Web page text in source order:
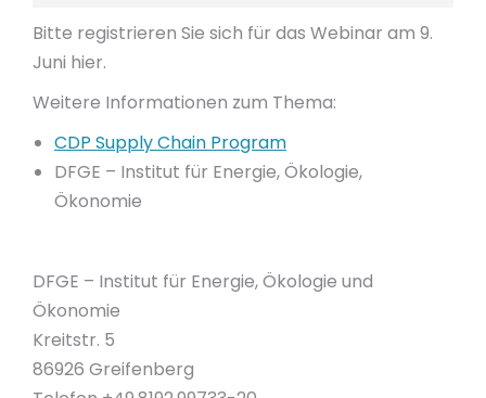
Bitte registrieren Sie sich für das Webinar am 9.
Juni hier.
Weitere Informationen zum Thema:
CDP Supply Chain Program
DFGE – Institut für Energie, Ökologie,
Ökonomie
DFGE – Institut für Energie, Ökologie und
Ökonomie
Kreitstr. 5
86926 Greifenberg